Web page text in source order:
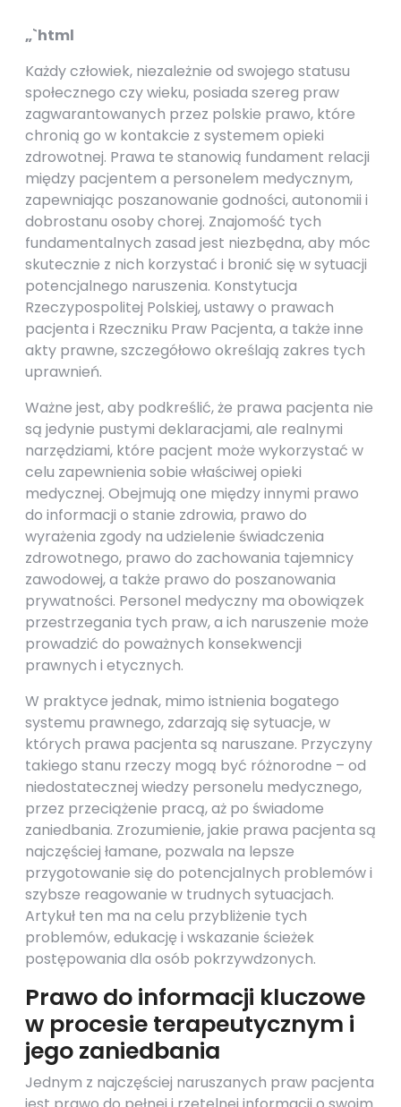
„`html
Każdy człowiek, niezależnie od swojego statusu
społecznego czy wieku, posiada szereg praw
zagwarantowanych przez polskie prawo, które
chronią go w kontakcie z systemem opieki
zdrowotnej. Prawa te stanowią fundament relacji
między pacjentem a personelem medycznym,
zapewniając poszanowanie godności, autonomii i
dobrostanu osoby chorej. Znajomość tych
fundamentalnych zasad jest niezbędna, aby móc
skutecznie z nich korzystać i bronić się w sytuacji
potencjalnego naruszenia. Konstytucja
Rzeczypospolitej Polskiej, ustawy o prawach
pacjenta i Rzeczniku Praw Pacjenta, a także inne
akty prawne, szczegółowo określają zakres tych
uprawnień.
Ważne jest, aby podkreślić, że prawa pacjenta nie
są jedynie pustymi deklaracjami, ale realnymi
narzędziami, które pacjent może wykorzystać w
celu zapewnienia sobie właściwej opieki
medycznej. Obejmują one między innymi prawo
do informacji o stanie zdrowia, prawo do
wyrażenia zgody na udzielenie świadczenia
zdrowotnego, prawo do zachowania tajemnicy
zawodowej, a także prawo do poszanowania
prywatności. Personel medyczny ma obowiązek
przestrzegania tych praw, a ich naruszenie może
prowadzić do poważnych konsekwencji
prawnych i etycznych.
W praktyce jednak, mimo istnienia bogatego
systemu prawnego, zdarzają się sytuacje, w
których prawa pacjenta są naruszane. Przyczyny
takiego stanu rzeczy mogą być różnorodne – od
niedostatecznej wiedzy personelu medycznego,
przez przeciążenie pracą, aż po świadome
zaniedbania. Zrozumienie, jakie prawa pacjenta są
najczęściej łamane, pozwala na lepsze
przygotowanie się do potencjalnych problemów i
szybsze reagowanie w trudnych sytuacjach.
Artykuł ten ma na celu przybliżenie tych
problemów, edukację i wskazanie ścieżek
postępowania dla osób pokrzywdzonych.
Prawo do informacji kluczowe
w procesie terapeutycznym i
jego zaniedbania
Jednym z najczęściej naruszanych praw pacjenta